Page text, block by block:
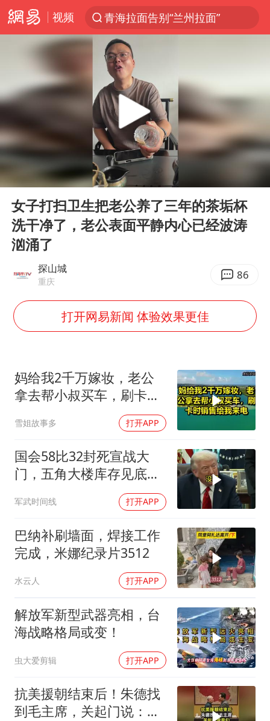
视频
青海拉面告别“兰州拉面”
U17国足三战全胜
我国编制完成新版全月地质图
台风白海豚登陆地点更新
巡查组提问 工作人员偷用手机查答案
看守所辅警收受10万获刑1年
多地要求领导干部带头休假
台风白海豚进入48小时警戒线
外交部发言人就广岛核爆81周年等答记者问
首次证实！“胶球”存在
27岁女子成组织卖淫集团主犯被通缉
法国将禁止“未经同意的电话营销”
奋进开新局 实干挑大梁
Play
女子打扫卫生把老公养了三年的茶垢杯
洗干净了，老公表面平静内心已经波涛
汹涌了
探山城
重庆 86
打开网易新闻 体验效果更佳
妈给我2千万嫁妆，老公
拿去帮小叔买车，刷卡时
雪姐故事多 打开APP
国会58比32封死宣战大
门，五角大楼库存见底，
特朗普叫停打伊朗那晚发
生了什么
军武时间线 打开APP
巴纳补刷墙面，焊接工作
完成，米娜纪录片3512
水云人 打开APP
解放军新型武器亮相，台
海战略格局或变！
虫大爱剪辑 打开APP
抗美援朝结束后！朱德找
到毛主席，关起门说：我